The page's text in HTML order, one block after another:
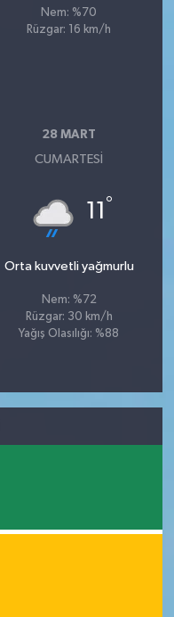
Nem: %70
Rüzgar: 16 km/h
28 MART
CUMARTESI
11 °
Orta kuvvetli yağmurlu
Nem: %72
Rüzgar: 30 km/h
Yağış Olasılığı: %88